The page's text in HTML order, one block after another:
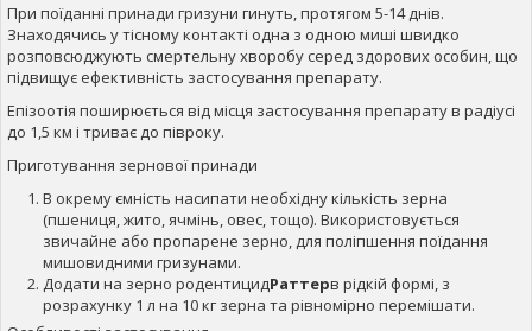
При поїданні принади гризуни гинуть, протягом 5-14 днів.
Знаходячись у тісному контакті одна з одною миші швидко
розповсюджують смертельну хворобу серед здорових особин, що
підвищує ефективність застосування препарату.
Епізоотія поширюється від місця застосування препарату в радіусі
до 1,5 км і триває до півроку.
Приготування зернової принади
В окрему ємність насипати необхідну кількість зерна
(пшениця, жито, ячмінь, овес, тощо). Використовується
звичайне або пропарене зерно, для поліпшення поїдання
мишовидними гризунами.
Додати на зерно родентицидРаттерв рідкій формі, з
розрахунку 1 л на 10 кг зерна та рівномірно перемішати.